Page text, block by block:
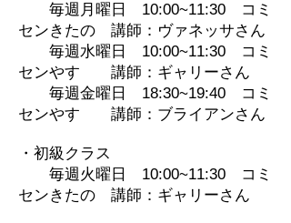
毎週月曜日 10:00~11:30 コミ
センきたの 講師：ヴァネッサさん
毎週水曜日 10:00~11:30 コミ
センやす 講師：ギャリーさん
毎週金曜日 18:30~19:40 コミ
センやす 講師：ブライアンさん
・初級クラス
毎週火曜日 10:00~11:30 コミ
センきたの 講師：ギャリーさん